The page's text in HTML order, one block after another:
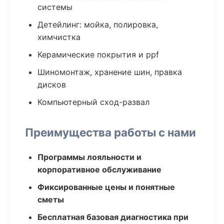
системы
Детейлинг: мойка, полировка,
химчистка
Керамические покрытия и ppf
Шиномонтаж, хранение шин, правка
дисков
Компьютерный сход-развал
Преимущества работы с нами
Программы лояльности и
корпоративное обслуживание
Фиксированные цены и понятные
сметы
Бесплатная базовая диагностика при